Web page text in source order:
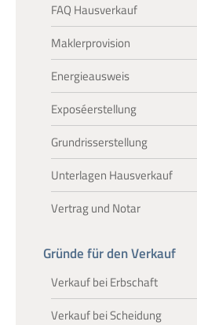
FAQ Hausverkauf
Maklerprovision
Energieausweis
Exposéerstellung
Grundrisserstellung
Unterlagen Hausverkauf
Vertrag und Notar
Gründe für den Verkauf
Verkauf bei Erbschaft
Verkauf bei Scheidung